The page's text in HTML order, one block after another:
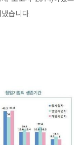
습니다.